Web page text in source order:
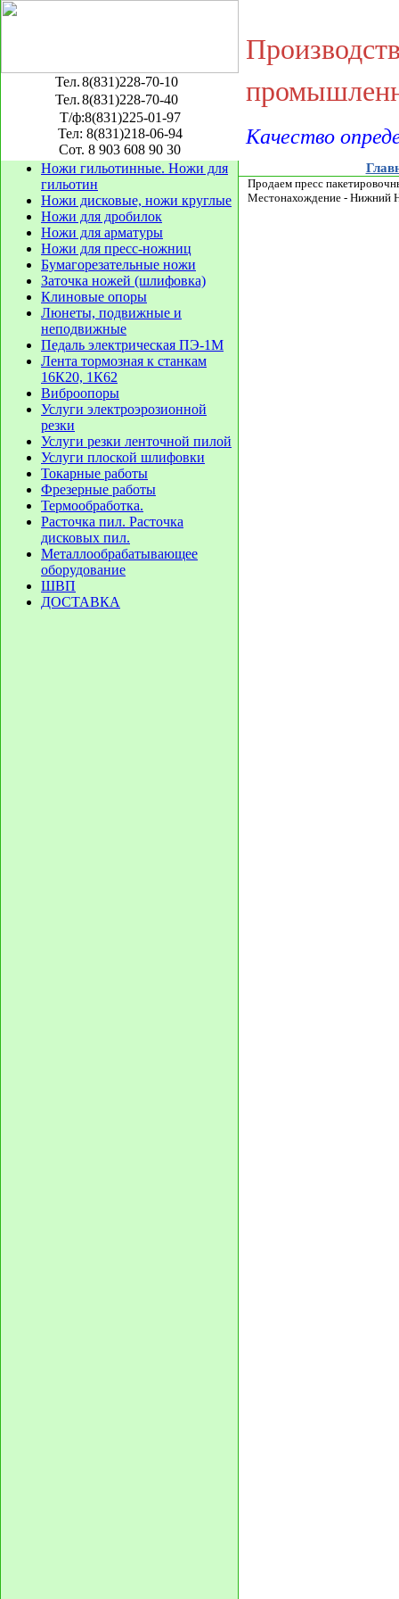
Тел.8(831)228-70-10
Тел.8(831)228-70-40
Т/ф:8(831)225-01-97
Тел: 8(831)218-06-94
Сот. 8 903 608 90 30
Качество
Ножи гильотинные. Ножи для
гильотин
Ножи дисковые, ножи круглые
Ножи для дробилок
Ножи для арматуры
Ножи для пресс-ножниц
Бумагорезательные ножи
Заточка ножей (шлифовка)
Клиновые опоры
Люнеты, подвижные и
неподвижные
Педаль электрическая ПЭ-1М
Лента тормозная к станкам
16К20, 1К62
Виброопоры
Услуги электроэрозионной
резки
Услуги резки ленточной пилой
Услуги плоской шлифовки
Токарные работы
Фрезерные работы
Термообработка.
Расточка пил. Расточка
дисковых пил.
Металлообрабатывающее
оборудование
ШВП
ДОСТАВКА
Продаем пресс
Местонахождение - Нижний